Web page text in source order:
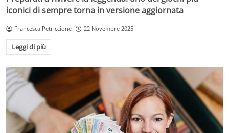
iconici di sempre torna in versione aggiornata
Francesca Petriccione 22 Novembre 2025
Leggi di più